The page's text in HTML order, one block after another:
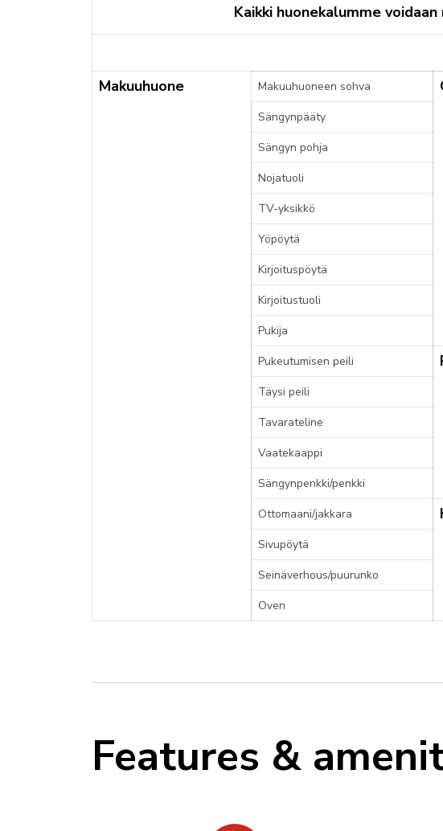
Kaikki huonekalumme
Makuuhuone
Makuuhuoneen sohva
Sängynpääty
Sängyn pohja
Nojatuoli
TV-yksikkö
Yöpöytä
Kirjoituspöytä
Kirjoitustuoli
Pukija
Pukeutumisen peili
Täysi peili
Tavarateline
Vaatekaappi
Sängynpenkki/penkki
Ottomaani/jakkara
Sivupöytä
Seinäverhous/puurunko
Oven
Features &